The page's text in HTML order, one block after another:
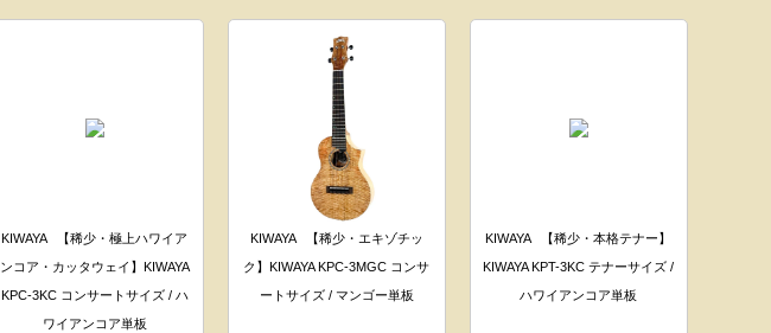
KIWAYA
【稀少・極上ハワイア
ンコア・カッタウェイ】KIWAYA
KPC-3KC コンサートサイズ / ハ
ワイアンコア単板
KIWAYA
【稀少・エキゾチッ
ク】KIWAYA KPC-3MGC コンサ
ートサイズ / マンゴー単板
KIWAYA
【稀少・本格テナー】
KIWAYA KPT-3KC テナーサイズ /
ハワイアンコア単板